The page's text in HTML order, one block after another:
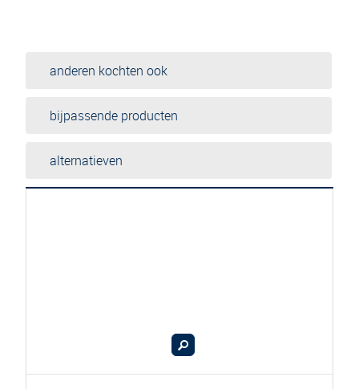
anderen kochten ook
bijpassende producten
alternatieven